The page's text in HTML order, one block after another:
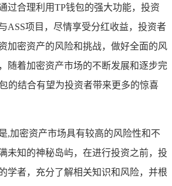
过合理利用TP钱包的强大功能，投资
ASS项目，尽情享受分红收益，投资者
加密资产的风险和挑战，做好全面的风
随着加密资产市场的不断发展和逐步完
的结合有望为投资者带来更多的惊喜
,加密资产市场具有较高的风险性和不
未知的神秘岛屿，在进行投资之前，投
学者，充分了解相关知识和风险，并根